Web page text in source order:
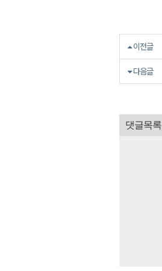
이전글
다음글
댓글목록